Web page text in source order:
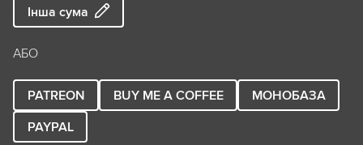
Інша сума
АБО
PATREON BUY ME A COFFEE
МОНОБАЗА
PAYPAL